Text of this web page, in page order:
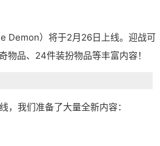
Demon）将于2月26日上线。迎战可
品、24件装扮物品等丰富内容！
我们准备了大量全新内容：